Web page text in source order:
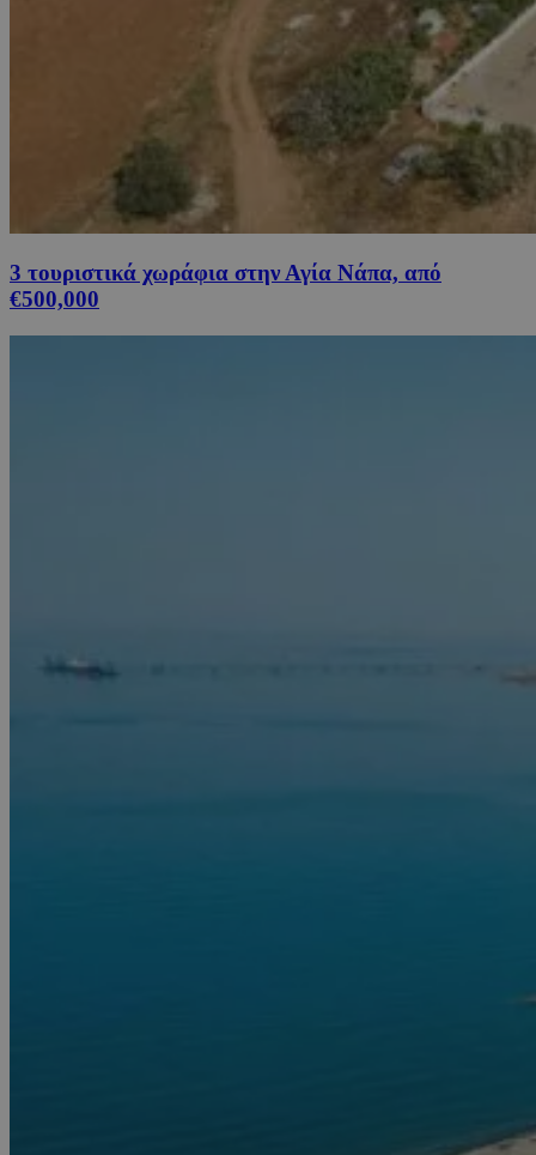
3 τουριστικά χωράφια στην Αγία Νάπα, από
€500,000